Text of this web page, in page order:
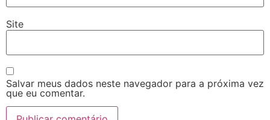
Site
Salvar meus dados neste navegador para a próxima vez
que eu comentar.